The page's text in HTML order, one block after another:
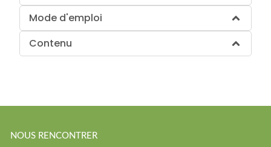
Mode d'emploi
Contenu
NOUS RENCONTRER